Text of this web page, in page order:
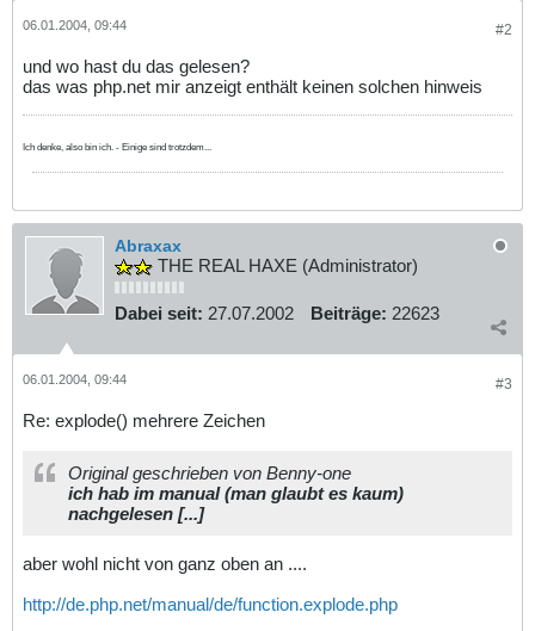
#2
06.01.2004, 09:44
und wo hast du das gelesen?
das was php.net mir anzeigt enthält keinen solchen hinweis
Ich denke, also bin ich. - Einige sind trotzdem...
Abraxax
THE REAL HAXE (Administrator)
Dabei seit: 27.07.2002 Beiträge: 22623
#3
06.01.2004, 09:44
Re: explode() mehrere Zeichen
Original geschrieben von Benny-one
ich hab im manual (man glaubt es kaum)
nachgelesen [...]
aber wohl nicht von ganz oben an ....
http://de.php.net/manual/de/function.explode.php